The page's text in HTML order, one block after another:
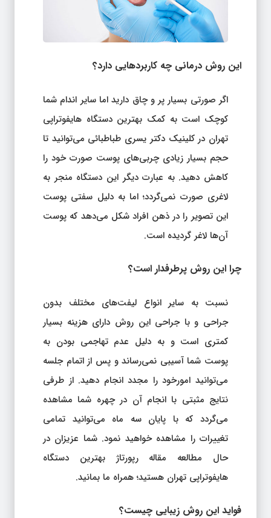
این روش درمانی چه کاربرد‌هایی دارد؟
اگر صورتی بسیار پر و چاق دارید اما سایر اندام شما
کوچک است به کمک بهترین دستگاه هایفوتراپی
تهران در کلینیک دکتر یسری طباطبائی می‌توانید تا
حجم بسیار زیادی چربی‌های پوست صورت خود را
کاهش دهید. به عبارت دیگر این دستگاه منجر به
لاغری صورت نمی‌گردد؛ اما به دلیل سفتی پوست
این تصویر را در ذهن افراد شکل می‌‌دهد که پوست
آن‌ها لاغر گردیده است.
چرا این روش پرطرفدار است؟
نسبت به سایر انواع لیفت‌های مختلف بدون
جراحی و با جراحی این روش دارای هزینه بسیار
کمتری است و به دلیل عدم تهاجمی بودن به
پوست شما آسیبی نمی‌رساند و پس از اتمام جلسه
می‌توانید امورخود را مجدد انجام دهید. از طرفی
نتایج مثبتی با انجام آن در چهره شما مشاهده
می‌گردد که با پایان سه ماه می‌توانید تمامی
تغییرات را مشاهده خواهید نمود. شما عزیزان در
حال مطالعه مقاله رپورتاژ بهترین دستگاه
هایفوتراپی تهران هستید؛ همراه ما بمانید.
فواید این روش زیبایی چیست؟